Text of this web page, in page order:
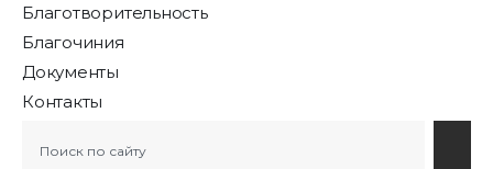
Благотворительность
Благочиния
Документы
Контакты